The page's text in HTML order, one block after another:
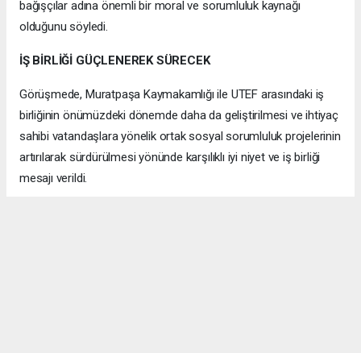
bağışçılar adına önemli bir moral ve sorumluluk kaynağı
olduğunu söyledi.
İŞ BİRLİĞİ GÜÇLENEREK SÜRECEK
Görüşmede, Muratpaşa Kaymakamlığı ile UTEF arasındaki iş
birliğinin önümüzdeki dönemde daha da geliştirilmesi ve ihtiyaç
sahibi vatandaşlara yönelik ortak sosyal sorumluluk projelerinin
artırılarak sürdürülmesi yönünde karşılıklı iyi niyet ve iş birliği
mesajı verildi.